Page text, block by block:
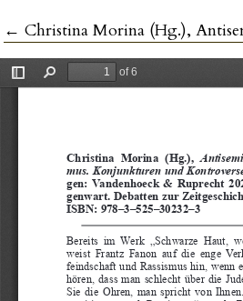
← Zu Artikeldetails zurückkehren
Christina Morina (Hg.), Antisemitismus und Rassismus. Konjunkturen und